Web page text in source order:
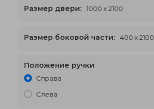
1800 x 2100€582
Размер двери: 1000 x 2100
Размер боковой части: 400 x 2100
Положение ручки
Справа
Слева